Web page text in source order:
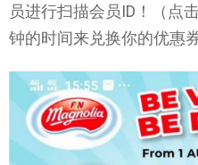
员进行扫描会员ID！（点
钟的时间来兑换你的优惠券